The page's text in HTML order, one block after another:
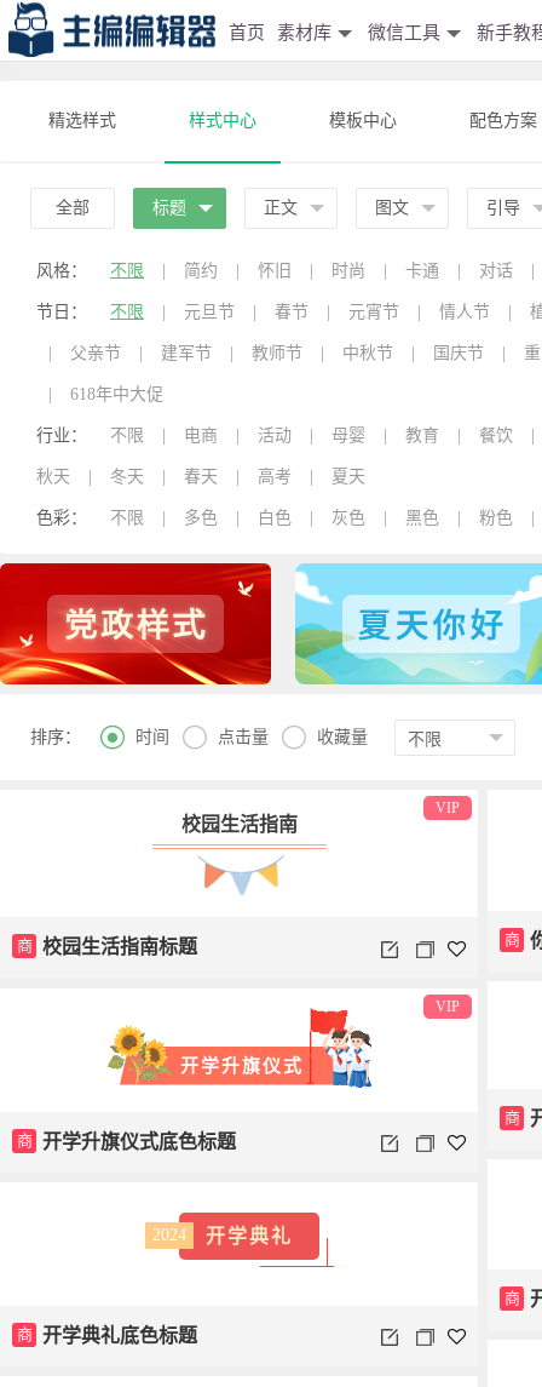
首页 素材库 微信工具 新手教
精选样式 样式中心 模板中心 配色方案
全部 标题 正文 图文 引导
风格： 不限 简约 怀旧 时尚 卡通 对话
节日： 不限 元旦节 春节 元宵节 情人节
父亲节 建军节 教师节 中秋节 国庆节
618年中大促
行业： 不限 电商 活动 母婴 教育 餐饮
秋天 冬天 春天 高考 夏天
色彩： 不限 多色 白色 灰色 黑色 粉色
排序：  时间  点击量  收藏量
校园生活指南
商 校园生活指南标题
VIP
商
商
开学升旗仪式
商 开学升旗仪式底色标题
VIP
商
2024 开学典礼
商 开学典礼底色标题